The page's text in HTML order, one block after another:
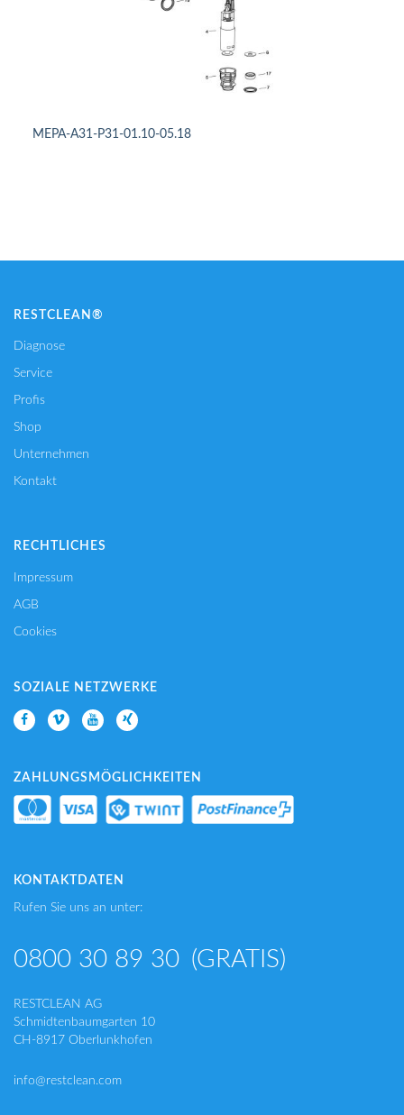
MEPA-A31-P31-01.10-05.18
RESTCLEAN®
Diagnose
Service
Profis
Shop
Unternehmen
Kontakt
RECHTLICHES
Impressum
AGB
Cookies
SOZIALE NETZWERKE
ZAHLUNGSMÖGLICHKEITEN
KONTAKTDATEN
Rufen Sie uns an unter:
0800 30 89 30 (GRATIS)
RESTCLEAN AG
Schmidtenbaumgarten 10
CH-8917 Oberlunkhofen
info@restclean.com